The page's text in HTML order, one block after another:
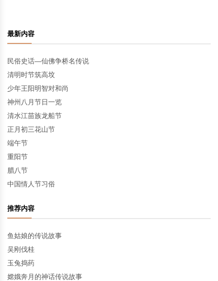
最新内容
民俗史话—仙佛争桥名传说
清明时节筑高坟
少年王阳明智对和尚
神州八月节日一览
清水江苗族龙船节
正月初三花山节
端午节
重阳节
腊八节
中国情人节习俗
推荐内容
鱼姑娘的传说故事
吴刚伐桂
玉兔捣药
嫦娥奔月的神话传说故事